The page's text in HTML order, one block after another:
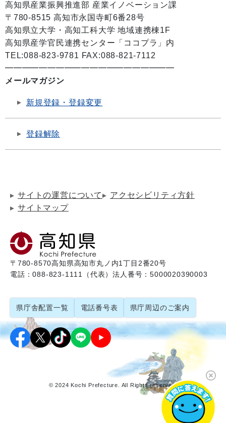
高知県産業振興推進部 産業イノベーション課
〒780-8515 高知市永国寺町6番28号
高知県立大学・高知工科大学 地域連携棟1F
高知県産学官民連携センター「ココプラ」内
TEL:088-823-9781 FAX:088-821-7112
━━━━━━━━━━━━━━━━━━━━
メールマガジン
新規登録・登録変更
登録解除
サイトの運営について
アクセシビリティ方針
サイトマップ
〒780-8570高知県高知市丸ノ内1丁目2番20号
電話：088-823-1111（代表）法人番号：5000020390003
県庁舎配置一覧 電話番号表 県庁周辺のご案内
© 2024 Kochi Prefecture. All Rights reserved.